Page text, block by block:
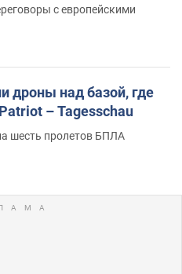
с европейскими
дроны над базой, где
– Tagesschau
шесть пролетов БПЛА